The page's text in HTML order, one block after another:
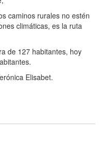
caminos rurales no estén
climáticas, es la ruta
de 127 habitantes, hoy
Elisabet.